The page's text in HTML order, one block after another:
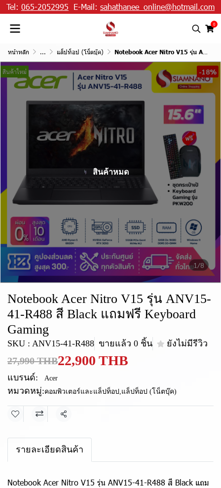
Tel: 065-2052995 E-Mail: sahathanee_online@hotmail.com
0
หน้าหลัก ... แล็ปท็อป (โน็ตบุ๊ค) Notebook Acer Nitro V15 รุ่น ANV15-41-R488 สี Black แถมฟรี Keyboard Gaming
1/8
สินค้าใหม่ -18%
สินค้าหมด
Notebook Acer Nitro V15 รุ่น ANV15-
41-R488 สี Black แถมฟรี Keyboard
Gaming
SKU : ANV15-41-R488 ขายแล้ว 0 ชิ้น ยังไม่มีรีวิว
27,990 THB22,900 THB
แบรนด์: Acer
หมวดหมู่:คอมพิวเตอร์และแล็ปท็อป ,แล็ปท็อป (โน็ตบุ๊ค)
แชร์
รายละเอียดสินค้า
Notebook Acer Nitro V15 รุ่น ANV15-41-R488 สี Black แถม